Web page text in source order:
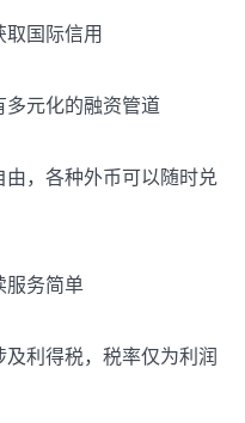
国际信用
元化的融资管道
，各种外币可以随时兑
务简单
利得税，税率仅为利润